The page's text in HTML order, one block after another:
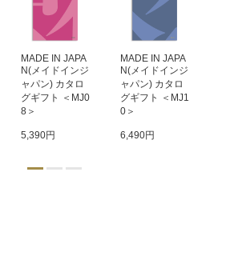
MADE IN JAPA
N(メイドインジ
ャパン) カタロ
グギフト ＜MJ0
8＞
5,390円
MADE IN JAPA
N(メイドインジ
ャパン) カタロ
グギフト ＜MJ1
0＞
6,490円